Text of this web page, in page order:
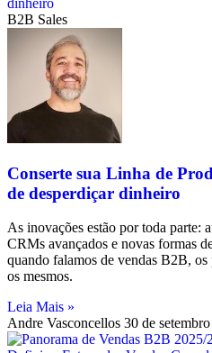
B2B Sales
Conserte sua Linha de
de desperdiçar dinheiro
As inovações estão por toda parte:
CRMs avançados e novas formas
quando falamos de vendas B2B,
os mesmos.
Leia Mais »
Andre Vasconcellos 30 de